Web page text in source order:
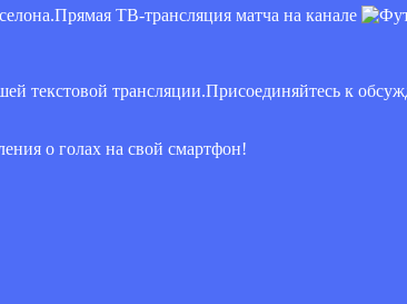
ТВ-трансляция матча на канале
текстовой трансляции.Присоединяйтесь к
о голах на свой смартфон!